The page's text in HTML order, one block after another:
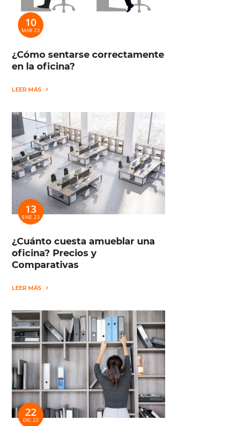
10
MAR 23
¿Cómo sentarse correctamente
en la oficina?
LEER MÁS
13
ENE 23
¿Cuánto cuesta amueblar una
oficina? Precios y
Comparativas
LEER MÁS
22
DIC 22